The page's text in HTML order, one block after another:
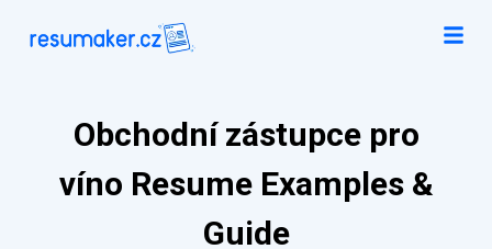
Obchodní zástupce pro
víno Resume Examples &
Guide